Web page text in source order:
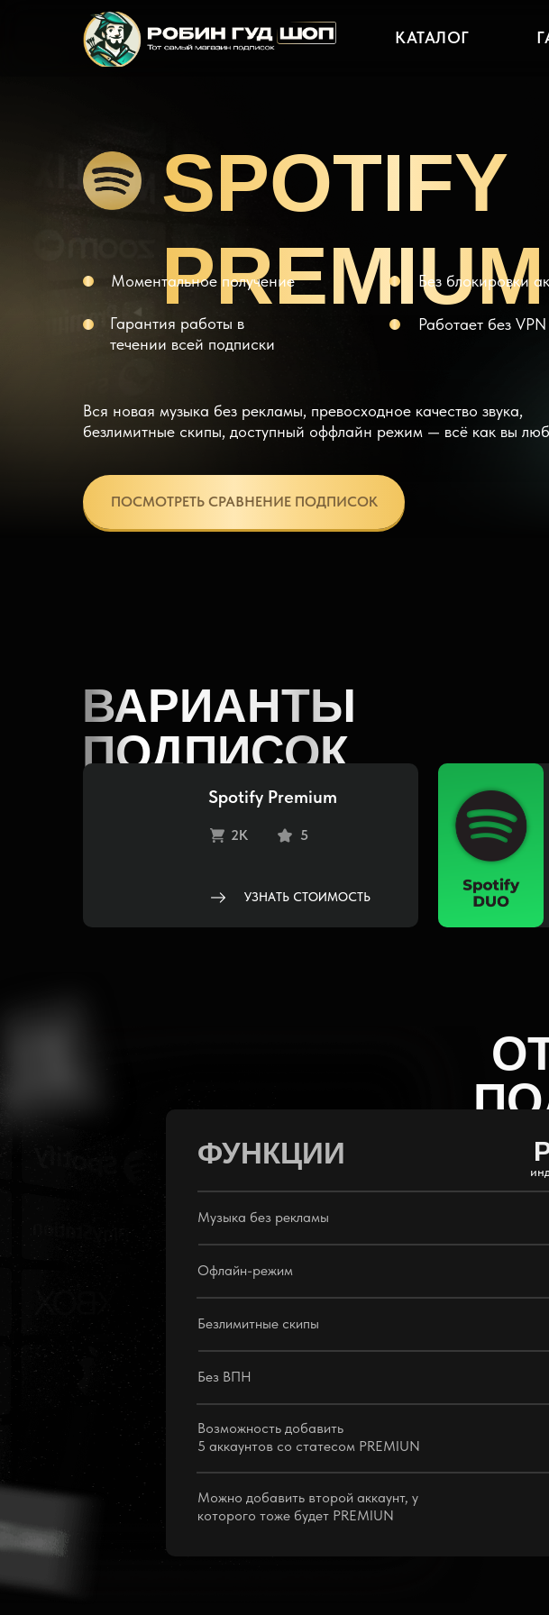
КАТАЛОГ
ПОСМОТРЕТЬ СРАВНЕНИЕ ПОДПИСОК
Вся новая музыка без рекламы, превосходное качество звука,
безлимитные скипы, доступный оффлайн режим — всё как вы
SPOTIFY
PREMIUM
Гарантия работы в
течении всей подписки
Моментальное получение
Работает без VPN
Без блокировки
ВАРИАНТЫ
ПОДПИСОК
2K
Spotify Premium
5
УЗНАТЬ СТОИМОСТЬ
ФУНКЦИИ
Офлайн-режим
Музыка без рекламы
Безлимитные скипы
Без ВПН
Возможность добавить
5 аккаунтов со стaтeсом PREMIUN
Можно добавить второй аккаунт, у
которого тоже будет PREMIUN